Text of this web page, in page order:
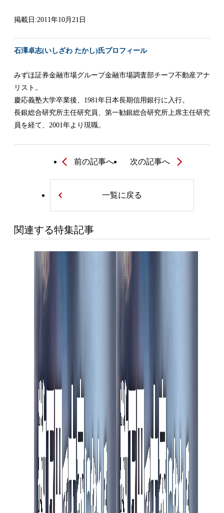
掲載日:2011年10月21日
石澤卓志(いしざわ たかし)氏プロフィール
みずほ証券金融市場グループ金融市場調査部チーフ不動産アナ
リスト。
慶応義塾大学卒業後、1981年日本長期信用銀行に入行。
長銀総合研究所主任研究員、第一勧銀総合研究所上席主任研究
員を経て、2001年より現職。
前の記事へ 次の記事へ
一覧に戻る
関連する特集記事